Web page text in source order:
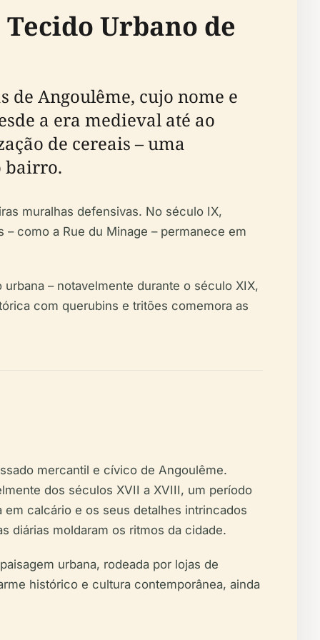
Urbano de
de Angoulême, cujo nome e
a era medieval até ao
de cereais – uma
bairro.
muralhas defensivas. No século IX,
como a Rue du Minage – permanece em
– notavelmente durante o século XIX,
com querubins e tritões comemora as
mercantil e cívico de Angoulême.
dos séculos XVII a XVIII, um período
em calcário e os seus detalhes intrincados
diárias moldaram os ritmos da cidade.
urbana, rodeada por lojas de
histórico e cultura contemporânea, ainda